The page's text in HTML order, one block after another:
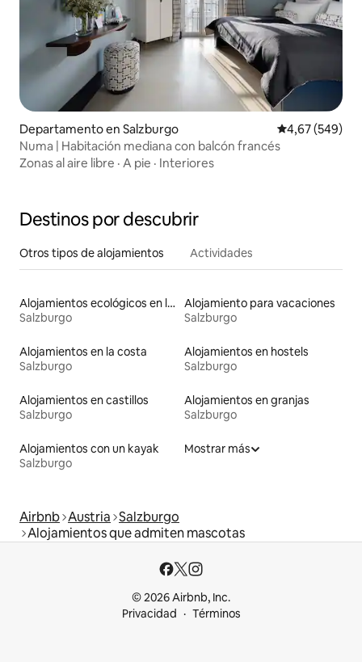
Departamento en Salzburgo Calificación
4,67 (549)
Numa | Habitación mediana con balcón francés
Zonas al aire libre · A pie · Interiores
Destinos por descubrir
Otros tipos de alojamientos Actividades
Alojamientos ecológicos en la naturaleza
Salzburgo
Alojamiento para vacaciones
Salzburgo
Alojamientos en la costa
Salzburgo
Alojamientos en hostels
Salzburgo
Alojamientos en castillos
Salzburgo
Alojamientos en granjas
Salzburgo
Alojamientos con un kayak
Salzburgo
Mostrar más
Airbnb Austria Salzburgo
Alojamientos que admiten mascotas
© 2026 Airbnb, Inc.
Privacidad
Términos